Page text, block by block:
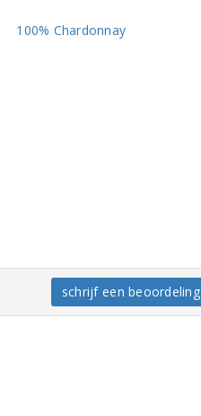
100% Chardonnay
schrijf een beoordeling